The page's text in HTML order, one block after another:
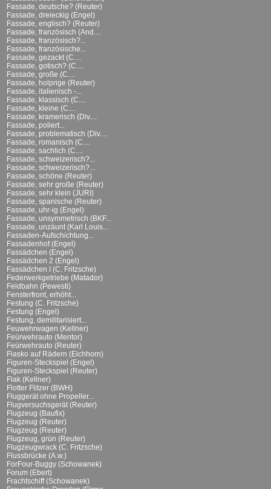
Fassade, deutsche? (Reuter)
Fassade, dreieckig (Engel)
Fassade, englisch? (Reuter)
Fassade, französisch (And....
Fassade, französisch?...
Fassade, französische...
Fassade, gezackt (C....
Fassade, gotisch? (C....
Fassade, große (C....
Fassade, holprige (Reuter)
Fassade, italienisch -...
Fassade, klassisch (C....
Fassade, kleine (C....
Fassade, kramerisch (Div....
Fassade, poliert...
Fassade, problematisch (Div....
Fassade, romanisch (C....
Fassade, sachlich (C....
Fassade, schweizerisch?...
Fassade, schweizerisch?...
Fassade, schöne (Reuter)
Fassade, sehr große (Reuter)
Fassade, sehr klein (JURI)
Fassade, spanische (Reuter)
Fassade, uhr-ig (Engel)
Fassade, unsymmetrisch (BKF...
Fassade, unzäunt (Karl Louis...
Fassaden-Aufschichtung...
Fassadenhof (Engel)
Fassädchen (Engel)
Fassädchen 2 (Engel)
Fassädchen I (C. Fritzsche)
Federwerkgetriebe (Matador)
Feldbahn (Pewesti)
Fensterfront, erhöht...
Festung (C. Fritzsche)
Festung (Engel)
Festung, demilitarisiert...
Feuwehrwagen (Kellner)
Feürwehrauto (Mentor)
Feürwehrauto (Reuter)
Fiasko auf Rädern (Eichhorn)
Figuren-Steckspiel (Engel)
Figuren-Steckspiel (Reuter)
Flak (Kellner)
Flotter Flitzer (BWH)
Fluggerät ohne Propeller...
Flugversuchsgerät (Reuter)
Flugzeug (Baufix)
Flugzeug (Reuter)
Flugzeug (Reuter)
Flugzeug, grün (Reuter)
Flugzeugwrack (C. Fritzsche)
Flussbrücke (A.w.)
ForFour-Buggy (Schowanek)
Forum (Ebert)
Frachtschiff (Schowanek)